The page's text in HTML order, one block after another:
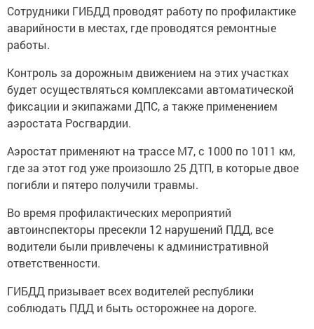
Сотрудники ГИБДД проводят работу по профилактике
аварийности в местах, где проводятся ремонтные
работы.
Контроль за дорожным движением на этих участках
будет осуществляться комплексами автоматической
фиксации и экипажами ДПС, а также применением
аэростата Росгвардии.
Аэростат применяют на трассе М7, с 1000 по 1011 км,
где за этот год уже произошло 25 ДТП, в которые двое
погибли и пятеро получили травмы.
Во время профилактических мероприятий
автоинспекторы пресекли 12 нарушений ПДД, все
водители были привлечены к административной
ответственности.
ГИБДД призывает всех водителей республики
соблюдать ПДД и быть осторожнее на дороге.